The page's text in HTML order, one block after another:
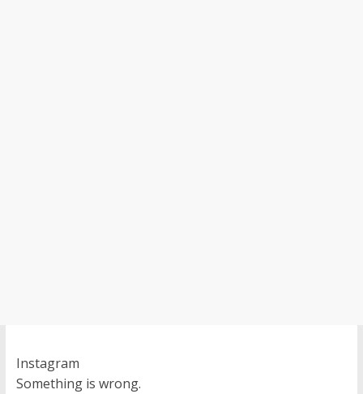
Instagram
Something is wrong.